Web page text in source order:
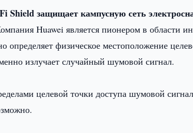
FiShieldзащищает кампусную сеть
Huawei является пионером в области
определяет физическое местоположение
излучает случайный шумовой сигнал.
целевой точки доступа шумовой